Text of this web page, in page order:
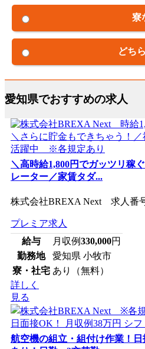
寮
どち
愛知県でおすすめの求人
＼高時給1,800円でガッツリ稼
レーター／家賃タダ...
株式会社BREXA Next 求人番
プレミア求人
給与
月収例330,000円
勤務地
愛知県 小牧市
寮・社宅 あり（無料）
詳しく
見る
航空機の組立・組付け作業！